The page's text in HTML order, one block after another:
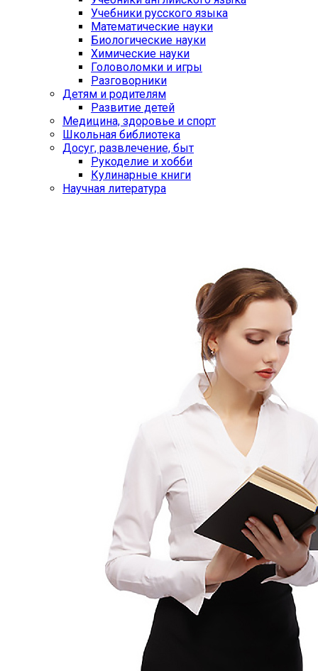
Учебники русского языка
Математические науки
Биологические науки
Химические науки
Головоломки и игры
Разговорники
Детям и родителям
Развитие детей
Медицина, здоровье и спорт
Школьная библиотека
Досуг, развлечение, быт
Рукоделие и хобби
Кулинарные книги
Научная литература